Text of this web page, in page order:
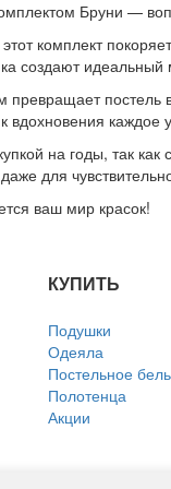
Бруни —
комплект
создают
постель
вдохновения каждое
на годы, так
для
ваш мир красок!
КУПИТЬ
Подушки
Одеяла
Постельное
Полотенца
Акции